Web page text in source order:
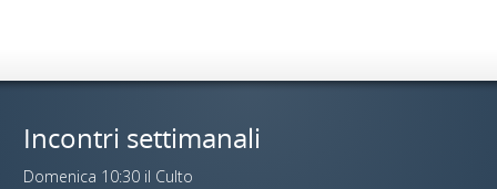
Incontri settimanali
Domenica 10:30 il Culto